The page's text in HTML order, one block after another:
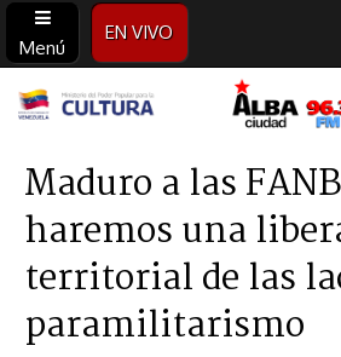
Menú
EN VIVO
Alba
Ciudad
96.3
FM
Maduro a las
haremos una
territorial de las
paramilitarismo